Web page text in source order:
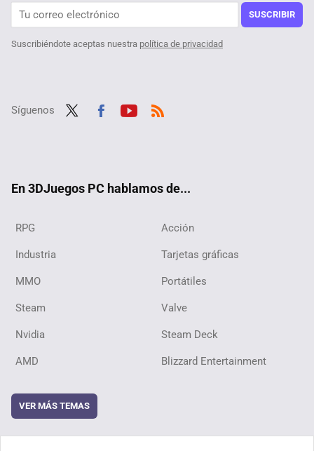
SUSCRIBIR
Suscribiéndote aceptas nuestra política de privacidad
Síguenos
En 3DJuegos PC hablamos de...
RPG Acción
Industria Tarjetas gráficas
MMO Portátiles
Steam Valve
Nvidia Steam Deck
AMD Blizzard Entertainment
VER MÁS TEMAS